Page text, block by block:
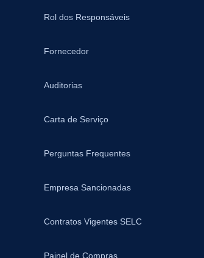
Rol dos Responsáveis
Fornecedor
Auditorias
Carta de Serviço
Perguntas Frequentes
Empresa Sancionadas
Contratos Vigentes SELC
Painel de Compras